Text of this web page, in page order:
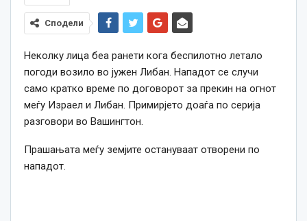
Сподели
Неколку лица беа ранети кога беспилотно летало
погоди возило во јужен Либан. Нападот се случи
само кратко време по договорот за прекин на огнот
меѓу Израел и Либан. Примирјето доаѓа по серија
разговори во Вашингтон.
Прашањата меѓу земјите остануваат отворени по
нападот.